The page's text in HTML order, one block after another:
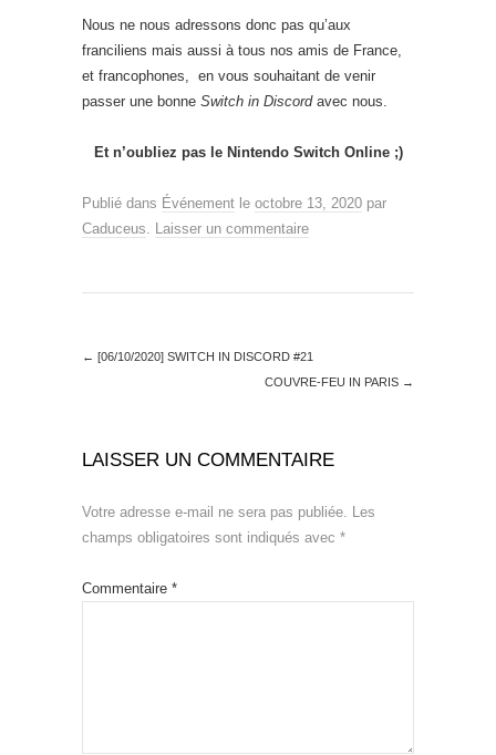
Nous ne nous adressons donc pas qu’aux
franciliens mais aussi à tous nos amis de France,
et francophones, en vous souhaitant de venir
passer une bonne Switch in Discordavec nous.
Et n’oubliez pas le Nintendo Switch Online ;)
Publié dans Événement le octobre 13, 2020 par
Caduceus
Laisser un commentaire
← [06/10/2020] SWITCH IN DISCORD #21
COUVRE-FEU IN PARIS →
LAISSER UN COMMENTAIRE
Votre adresse e-mail ne sera pas publiée.
Les
champs obligatoires sont indiqués avec *
Commentaire *